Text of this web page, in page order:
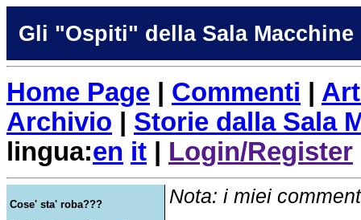
Gli "Ospiti" della Sala Macchine
Home Page Commenti
Archivio
Storie dalla Sala
lingua:en it Login/Register
Cose' sta' roba???
Nota: i miei